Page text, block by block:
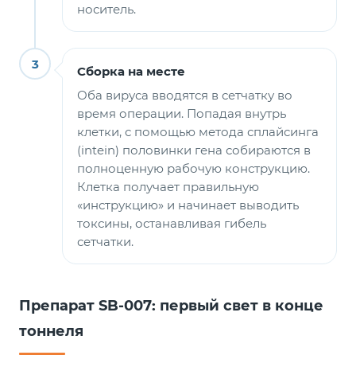
носитель.
3
Сборка на месте
Оба вируса вводятся в сетчатку во
время операции. Попадая внутрь
клетки, с помощью метода сплайсинга
(intein) половинки гена собираются в
полноценную рабочую конструкцию.
Клетка получает правильную
«инструкцию» и начинает выводить
токсины, останавливая гибель
сетчатки.
Препарат SB-007: первый свет в конце
тоннеля